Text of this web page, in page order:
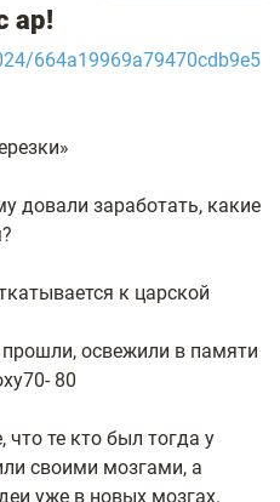
ар!
664a19969a79470cdb9e5
довали заработать, какие
к царской
освежили в памяти
80
те кто был тогда у
своими мозгами, а
уже в новых мозгах.